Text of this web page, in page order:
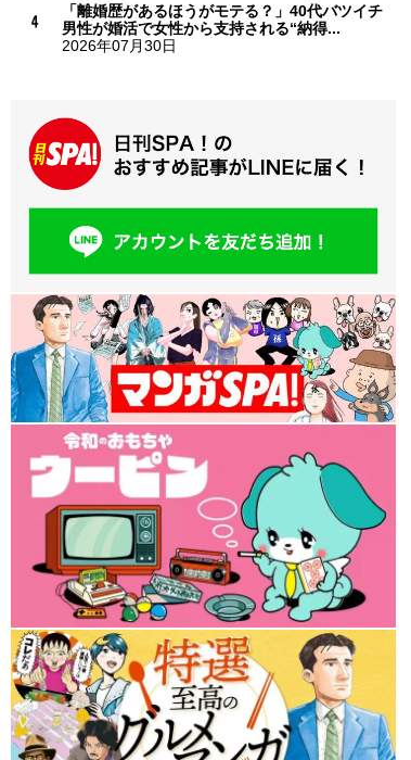
「離婚歴があるほうがモテる？」40代バツイチ
男性が婚活で女性から支持される“納得...
2026年07月30日